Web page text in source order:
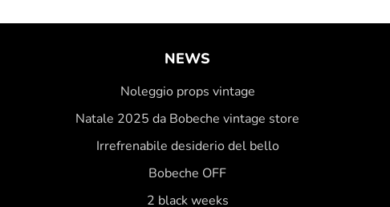
NEWS
Noleggio props vintage
Natale 2025 da Bobeche vintage store
Irrefrenabile desiderio del bello
Bobeche OFF
2 black weeks